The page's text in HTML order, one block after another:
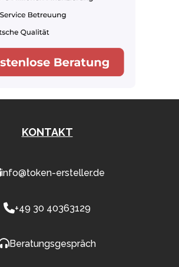
KONTAKT
info@token-ersteller.de
+49 30 40363129
Beratungsgespräch